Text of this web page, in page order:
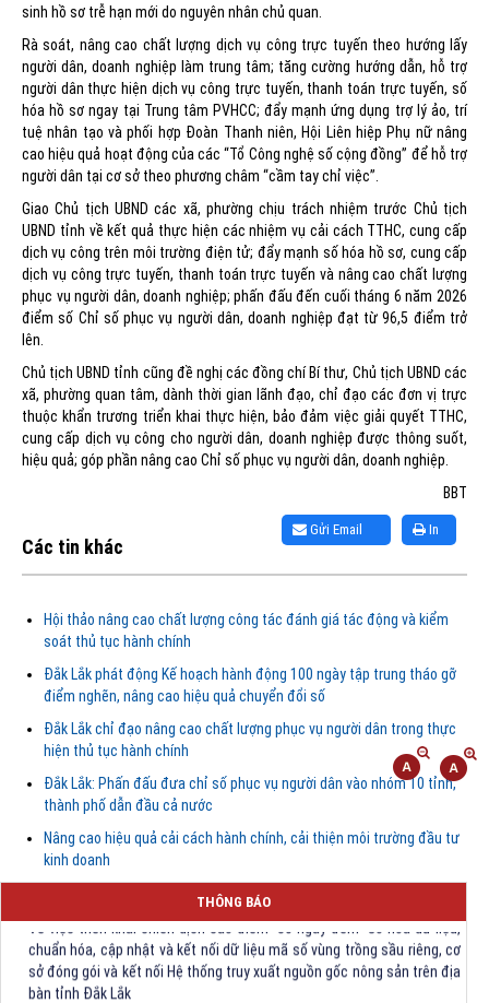
sinh hồ sơ trễ hạn mới do nguyên nhân chủ quan.
Rà soát, nâng cao chất lượng dịch vụ công trực tuyến theo hướng lấy
người dân, doanh nghiệp làm trung tâm; tăng cường hướng dẫn, hỗ trợ
người dân thực hiện dịch vụ công trực tuyến, thanh toán trực tuyến, số
hóa hồ sơ ngay tại Trung tâm PVHCC; đẩy mạnh ứng dụng trợ lý ảo, trí
tuệ nhân tạo và phối hợp Đoàn Thanh niên, Hội Liên hiệp Phụ nữ nâng
cao hiệu quả hoạt động của các “Tổ Công nghệ số cộng đồng” để hỗ trợ
người dân tại cơ sở theo phương châm “cầm tay chỉ việc”.
Giao Chủ tịch UBND các xã, phường chịu trách nhiệm trước Chủ tịch
UBND tỉnh về kết quả thực hiện các nhiệm vụ cải cách TTHC, cung cấp
dịch vụ công trên môi trường điện tử; đẩy mạnh số hóa hồ sơ, cung cấp
dịch vụ công trực tuyến, thanh toán trực tuyến và nâng cao chất lượng
phục vụ người dân, doanh nghiệp; phấn đấu đến cuối tháng 6 năm 2026
điểm số Chỉ số phục vụ người dân, doanh nghiệp đạt từ 96,5 điểm trở
lên.
Chủ tịch UBND tỉnh cũng đề nghị các đồng chí Bí thư, Chủ tịch UBND các
xã, phường quan tâm, dành thời gian lãnh đạo, chỉ đạo các đơn vị trực
thuộc khẩn trương triển khai thực hiện, bảo đảm việc giải quyết TTHC,
cung cấp dịch vụ công cho người dân, doanh nghiệp được thông suốt,
hiệu quả; góp phần nâng cao Chỉ số phục vụ người dân, doanh nghiệp.
BBT
In
Gửi Email
Các tin khác
Hội thảo nâng cao chất lượng công tác đánh giá tác động và kiểm
soát thủ tục hành chính
Đắk Lắk phát động Kế hoạch hành động 100 ngày tập trung tháo gỡ
điểm nghẽn, nâng cao hiệu quả chuyển đổi số
Đắk Lắk chỉ đạo nâng cao chất lượng phục vụ người dân trong thực
hiện thủ tục hành chính
Đắk Lắk: Phấn đấu đưa chỉ số phục vụ người dân vào nhóm 10 tỉnh,
thành phố dẫn đầu cả nước
Nâng cao hiệu quả cải cách hành chính, cải thiện môi trường đầu tư
kinh doanh
THÔNG BÁO
Về việc công bố Danh mục thủ tục hành chính được sửa đổi, bổ sung
trong lĩnh vực đấu thầu lựa chọn nhà đầu tư thuộc phạm vi chức năng
Về việc triển khai chiến dịch cao điểm "30 ngày đêm" số hóa dữ liệu,
chuẩn hóa, cập nhật và kết nối dữ liệu mã số vùng trồng sầu riêng, cơ
sở đóng gói và kết nối Hệ thống truy xuất nguồn gốc nông sản trên địa
bàn tỉnh Đắk Lắk